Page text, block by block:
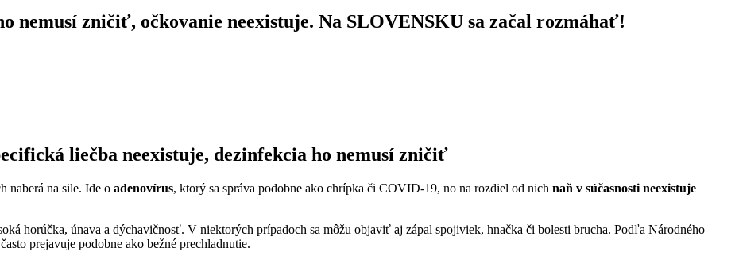
nemusí zničiť, očkovanie neexistuje. Na SLOVENSKU sa začal rozmáhať!
liečba neexistuje, dezinfekcia ho nemusí zničiť
naberá na sile. Ide o adenovírus, ktorý sa správa podobne ako chrípka či COVID-19, no na rozdiel od nich naň v súčasnosti neexistuje
horúčka, únava a dýchavičnosť. V niektorých prípadoch sa môžu objaviť aj zápal spojiviek, hnačka či bolesti brucha. Podľa Národného
prejavuje podobne ako bežné prechladnutie.